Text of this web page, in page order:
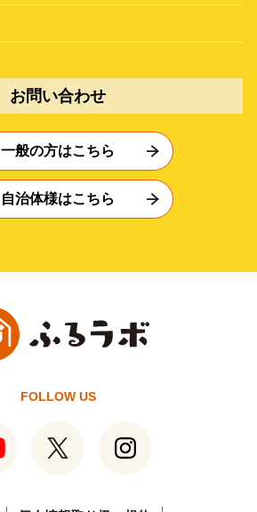
お問い合わせ
一般の方はこちら
自治体様はこちら
FOLLOW US